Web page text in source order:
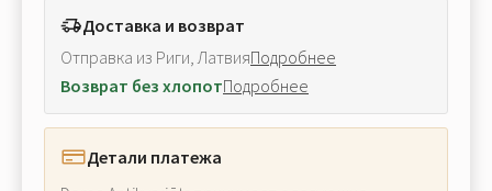
Доставка и возврат
Отправка из Риги, ЛатвияПодробнее
Возврат без хлопотПодробнее
Детали платежа